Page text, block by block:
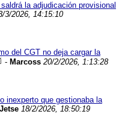
la adjudicación provisional
3/2026, 14:15:10
del CGT no deja cargar la
- Marcoss 20/2/2026, 1:13:28
inexperto que gestionaba la
Jetse 18/2/2026, 18:50:19